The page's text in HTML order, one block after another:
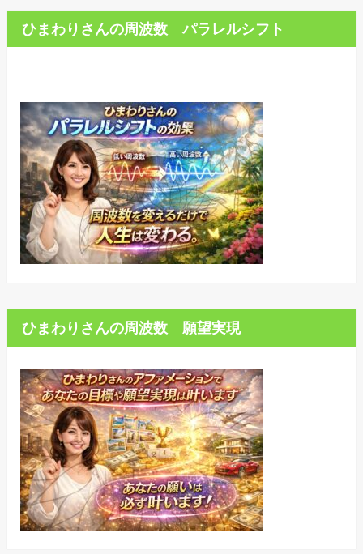
ひまわりさんの周波数 パラレルシフト
ひまわりさんの周波数 願望実現